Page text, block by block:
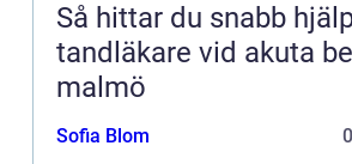
Så hittar du snabb
tandläkare vid akuta
malmö
Sofia Blom